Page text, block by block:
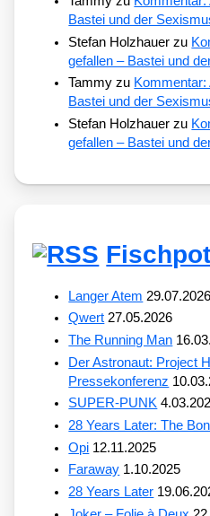
Bastei und der
Stefan Holzhauer zu
gefallen – Bastei und
Tammy zu Kommentar:
Bastei und der
Stefan Holzhauer zu
gefallen – Bastei und
Langer Atem 29.07.2026
Qwert 27.05.2026
The Running Man
Der Astronaut: Project
Pressekonferenz
SUPER-PUNK
28 Years Later: The
Opi 12.11.2025
Faraway 1.10.2025
28 Years Later